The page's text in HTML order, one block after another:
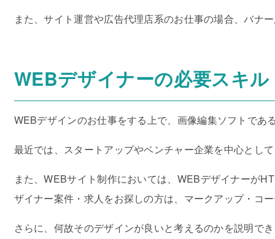
また、サイト運営や広告代理店系のお仕事の場合、バナ
WEBデザイナーの必要スキル
WEBデザインのお仕事をする上で、画像編集ソフトで
最近では、スタートアップやベンチャー企業を中心とし
また、WEBサイト制作においては、WEBデザイナーが
ザイナー案件・求人をお探しの方は、マークアップ・コ
さらに、何故そのデザインが良いと考えるのかを説明で